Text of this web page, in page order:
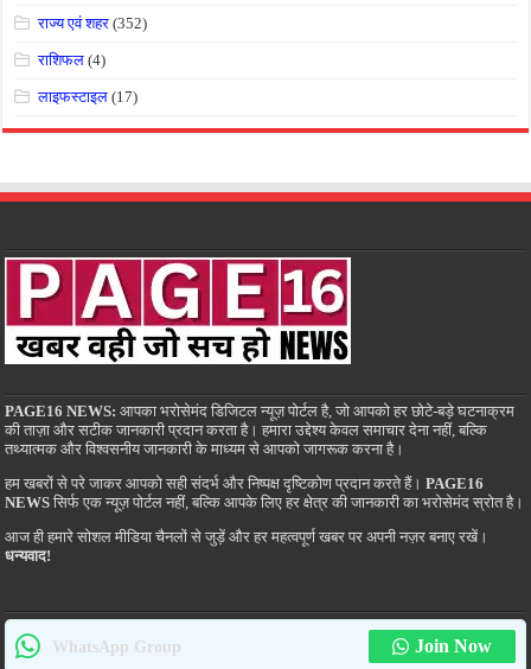
राज्य एवं शहर (352)
राशिफल (4)
लाइफस्टाइल (17)
PAGE16 NEWS: आपका भरोसेमंद डिजिटल न्यूज़ पोर्टल है, जो आपको हर छोटे-बड़े घटनाक्रम
की ताज़ा और सटीक जानकारी प्रदान करता है। हमारा उद्देश्य केवल समाचार देना नहीं, बल्कि
तथ्यात्मक और विश्वसनीय जानकारी के माध्यम से आपको जागरूक करना है।
हम खबरों से परे जाकर आपको सही संदर्भ और निष्पक्ष दृष्टिकोण प्रदान करते हैं।PAGE16
NEWS सिर्फ एक न्यूज़ पोर्टल नहीं, बल्कि आपके लिए हर क्षेत्र की जानकारी का भरोसेमंद स्रोत है।
आज ही हमारे सोशल मीडिया चैनलों से जुड़ें और हर महत्वपूर्ण खबर पर अपनी नज़र बनाए रखें।
धन्यवाद!
WhatsApp Group Join Now